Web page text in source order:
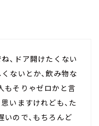
、ドア開けたくない
ないとか、飲み物な
もそりゃゼロかと言
いますけれども、た
ので、もちろんど